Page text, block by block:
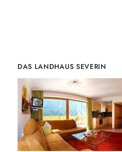
DAS LANDHAUS SEVERIN